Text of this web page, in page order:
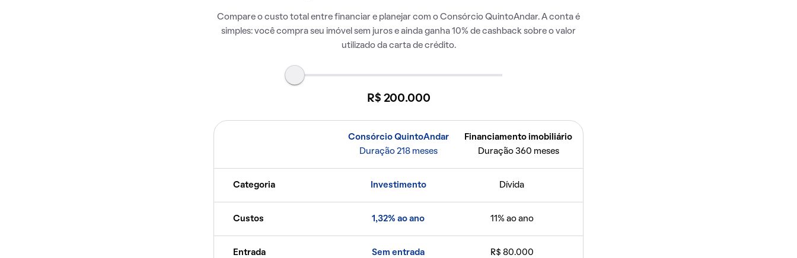
Compare o custo total entre financiar e planejar com o Consórcio QuintoAndar. A conta é
simples: você compra seu imóvel sem juros e ainda ganha 10% de cashback sobre o valor
utilizado da carta de crédito.
R$ 200.000
Consórcio QuintoAndar
Duração 218 meses
Financiamento imobiliário
Duração 360 meses
Categoria Investimento Dívida
Custos 1,32% ao ano 11% ao ano
Entrada Sem entrada R$ 80.000